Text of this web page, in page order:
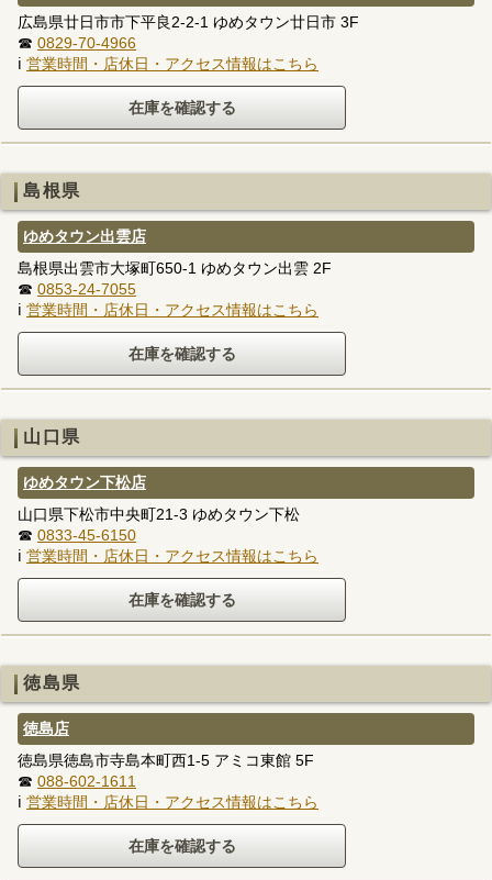
広島県廿日市市下平良2-2-1 ゆめタウン廿日市 3F
☎ 0829-70-4966
ℹ 営業時間・店休日・アクセス情報はこちら
島根県
ゆめタウン出雲店
島根県出雲市大塚町650-1 ゆめタウン出雲 2F
☎ 0853-24-7055
ℹ 営業時間・店休日・アクセス情報はこちら
山口県
ゆめタウン下松店
山口県下松市中央町21-3 ゆめタウン下松
☎ 0833-45-6150
ℹ 営業時間・店休日・アクセス情報はこちら
徳島県
徳島店
徳島県徳島市寺島本町西1-5 アミコ東館 5F
☎ 088-602-1611
ℹ 営業時間・店休日・アクセス情報はこちら